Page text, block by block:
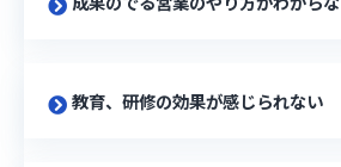
教育、研修の効果が感じられない